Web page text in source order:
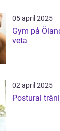
05 april 2025
Gym på
veta
02 april 2025
Postural